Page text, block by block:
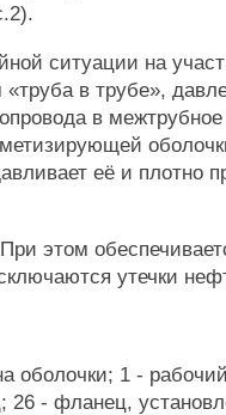
ситуации на
«труба в трубе»,
в
её и плотно
этом
утечки
оболочки; 1 -
26 - фланец,